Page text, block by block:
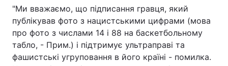
"Ми вважаємо, що підписання гравця, який
публікував фото з нацистськими цифрами (мова
про фото з числами 14 і 88 на баскетбольному
табло, - Прим.) і підтримує ультраправі та
фашистські угруповання в його країні - помилка.